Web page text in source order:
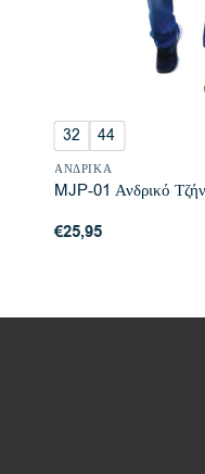
32 44
ΑΝΔΡΙΚΆ
MJP-01 Ανδρικό
€25,95